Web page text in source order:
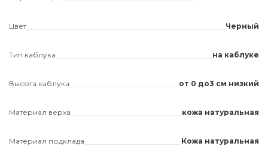
Цвет Черный
Тип каблука на каблуке
Высота каблука от 0 до3 см низкий
Материал верха кожа натуральная
Материал подклада Кожа натуральная